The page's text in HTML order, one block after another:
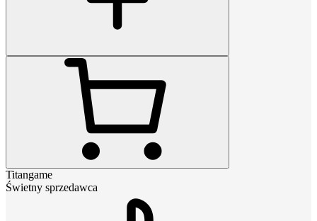
Titangame
Świetny sprzedawca